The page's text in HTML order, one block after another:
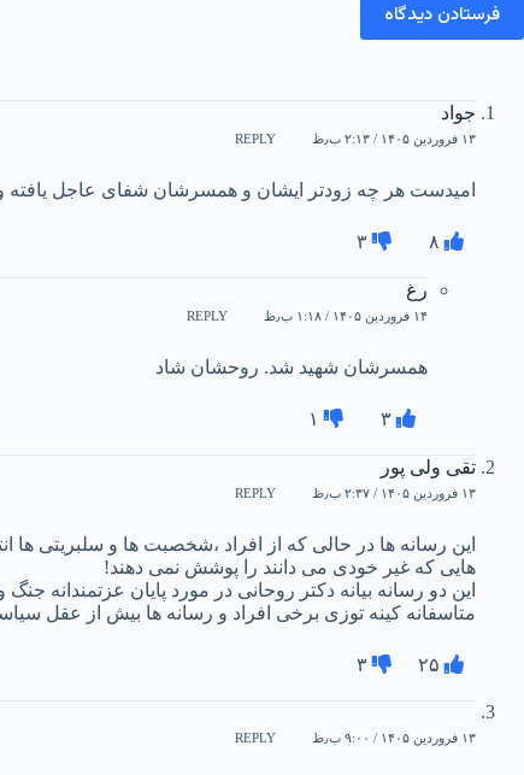
فرستادن دیدگاه
جواد
۱۳ فروردین ۱۴۰۵ / ۲:۱۳ ب٫ظ REPLY
امیدست هر چه زودتر ایشان و همسرشان شفای عاجل یافته
۸ ۳
رغ
۱۴ فروردین ۱۴۰۵ / ۱:۱۸ ب٫ظ REPLY
همسرشان شهید شد. روحشان شاد
۳ ۱
تقی ولی پور
۱۳ فروردین ۱۴۰۵ / ۲:۳۷ ب٫ظ REPLY
این رسانه ها در حالی که از افراد ،شخصبت ها و سلبریتی
هایی که غیر خودی می دانند را پوشش نمی دهند!
این دو رسانه بیانه دکتر روحانی در مورد پایان
متاسفانه کینه توزی برخی افراد و رسانه ها بیش از عقل
۲۵ ۳
۱۳ فروردین ۱۴۰۵ / ۹:۰۰ ب٫ظ REPLY